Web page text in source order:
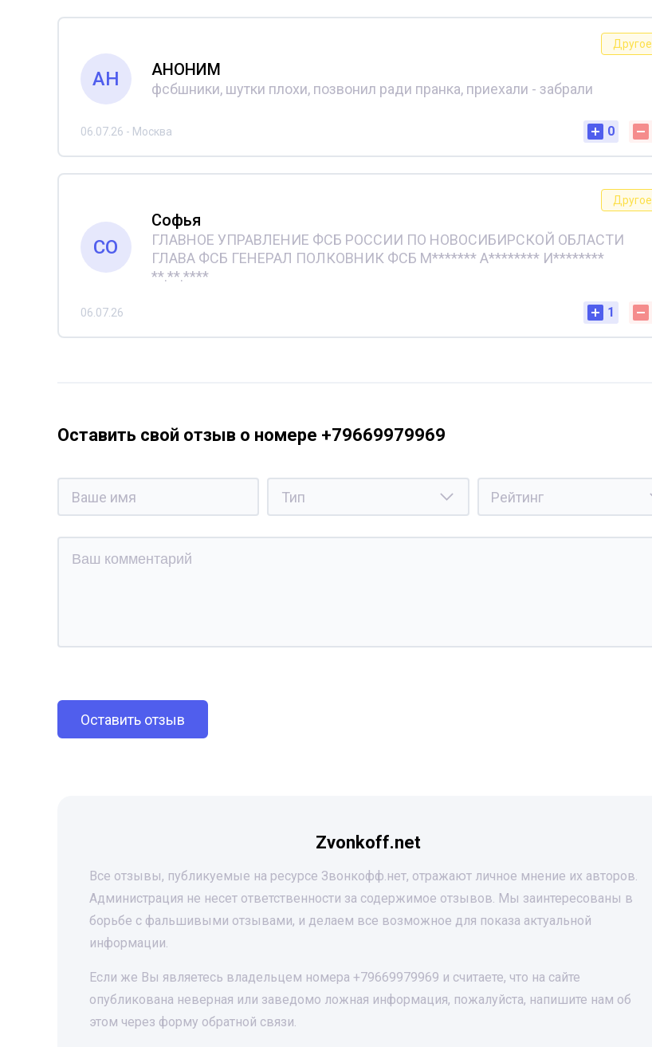
Другое
АН АНОНИМ
фсбшники, шутки плохи, позвонил ради пранка, приехали - забрали
06.07.26 - Москва 0
Другое
СО
Софья
ГЛАВНОЕ УПРАВЛЕНИЕ ФСБ РОССИИ ПО НОВОСИБИРСКОЙ ОБЛАСТИ
ГЛАВА ФСБ ГЕНЕРАЛ ПОЛКОВНИК ФСБ М******* А******** И********
**.**.****
06.07.26 1
Оставить свой отзыв о номере +79669979969
Оставить отзыв
Zvonkoff.net
Все отзывы, публикуемые на ресурсе Звонкофф.нет, отражают личное мнение их авторов.
Администрация не несет ответственности за содержимое отзывов. Мы заинтересованы в
борьбе с фальшивыми отзывами, и делаем все возможное для показа актуальной
информации.
Если же Вы являетесь владельцем номера +79669979969 и считаете, что на сайте
опубликована неверная или заведомо ложная информация, пожалуйста, напишите нам об
этом через форму обратной связи.